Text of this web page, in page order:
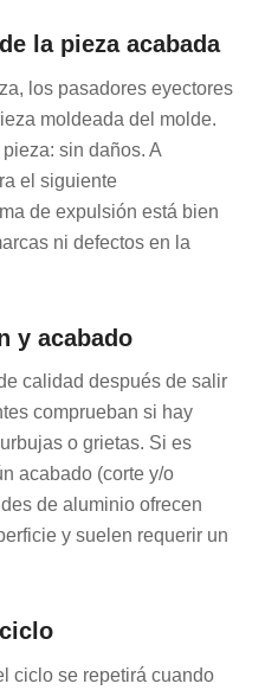
la pieza acabada
los pasadores eyectores
moldeada del molde.
sin daños. A
el siguiente
de expulsión está bien
ni defectos en la
y acabado
calidad después de salir
comprueban si hay
o grietas. Si es
acabado (corte y/o
de aluminio ofrecen
y suelen requerir un
ciclo se repetirá cuando